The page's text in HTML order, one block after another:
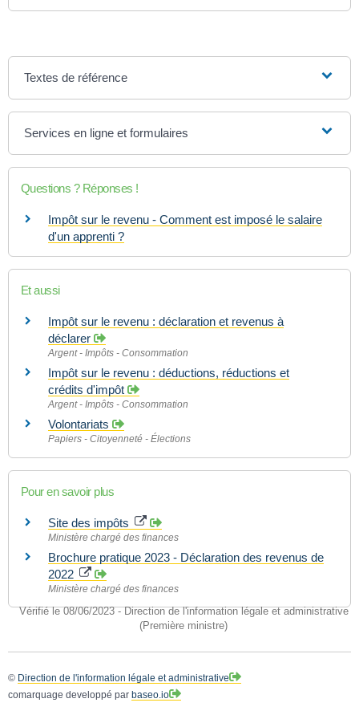
Vérifié le 08/06/2023 - Direction de l'information légale et administrative
(Première ministre)
Textes de référence
Services en ligne et formulaires
Questions ? Réponses !
Impôt sur le revenu - Comment est imposé le salaire
d'un apprenti ?
Et aussi
Impôt sur le revenu : déclaration et revenus à
déclarer
Argent - Impôts - Consommation
Impôt sur le revenu : déductions, réductions et
crédits d'impôt
Argent - Impôts - Consommation
Volontariats
Papiers - Citoyenneté - Élections
Pour en savoir plus
Site des impôts
Ministère chargé des finances
Brochure pratique 2023 - Déclaration des revenus de
2022
Ministère chargé des finances
© Direction de l'information légale et administrative
comarquage developpé par baseo.io